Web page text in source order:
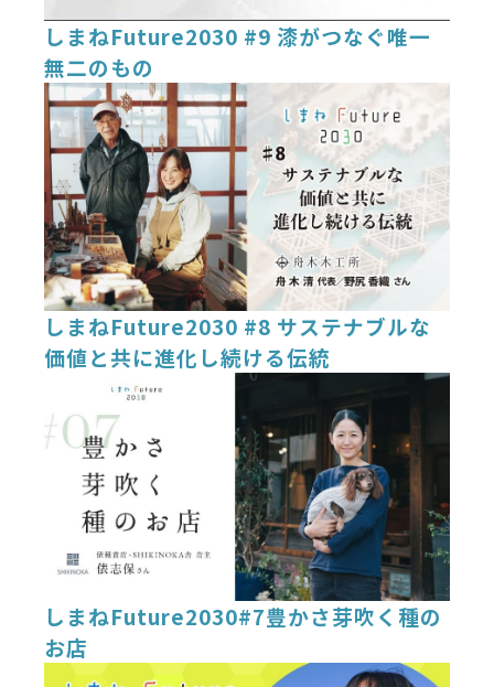
しまねFuture2030 #9 漆がつなぐ唯一
無二のもの
しまねFuture2030 #8 サステナブルな
価値と共に進化し続ける伝統
しまねFuture2030#7豊かさ芽吹く種の
お店